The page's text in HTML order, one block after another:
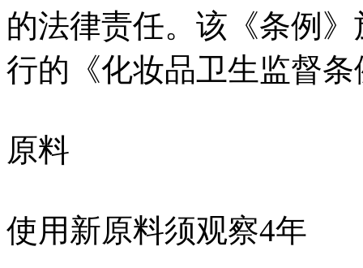
的法律责任。该《条例
行的《化妆品卫生监督
原料
使用新原料须观察4年